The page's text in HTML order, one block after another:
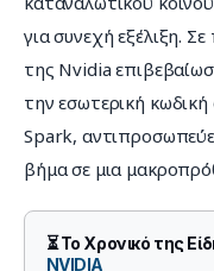
για συνεχή εξέλιξη.
της Nvidia
την εσωτερική
Spark,
βήμα σε μια
⏳ Το Χρονικό της
NVIDIA